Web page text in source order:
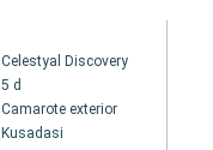
Celestyal Discovery
5 d
Camarote exterior
Kusadasi